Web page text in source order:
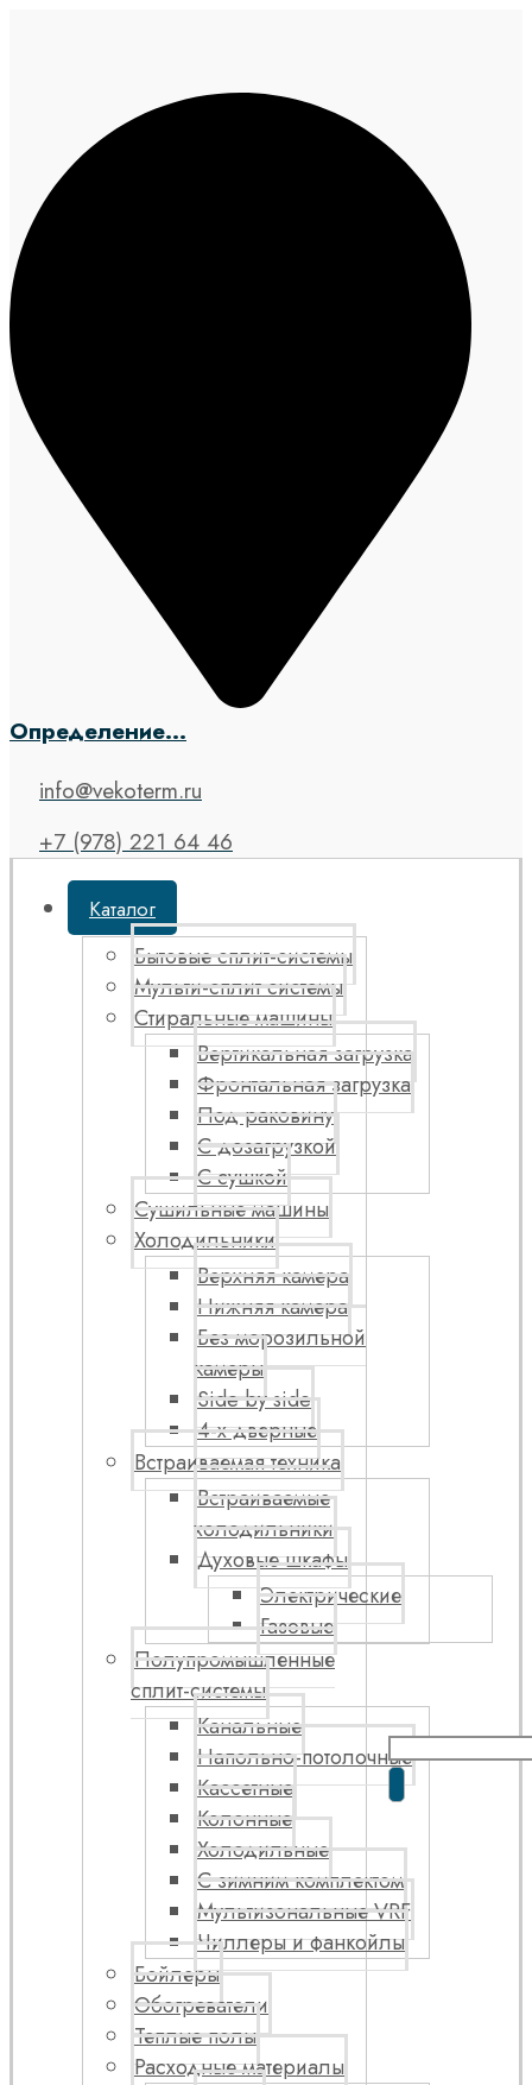
Определение...
info@vekoterm.ru
+7 (978) 221 64 46
Каталог
Бытовые сплит-системы
Мульти-сплит системы
Стиральные машины
Вертикальная загрузка
Фронтальная загрузка
Под раковину
С дозагрузкой
С сушкой
Сушильные машины
Холодильники
Верхняя камера
Нижняя камера
Без морозильной
камеры
Side by side
4-х дверные
Встраиваемая техника
Встраиваемые
холодильники
Духовые шкафы
Электрические
Газовые
Полупромышленные
сплит-системы
Канальные
Напольно-потолочные
Кассетные
Колонные
Холодильные
С зимним комплектом
Мультизональные VRF
Чиллеры и фанкойлы
Бойлеры
Обогреватели
Теплые полы
Расходные материалы